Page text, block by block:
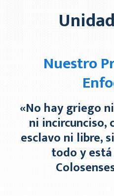
Leadership
Chaplain
Multi-
2026 Conferencia
Racial
Unidad
Nuestro
«No hay griego
ni
esclavo ni libre,
todo y